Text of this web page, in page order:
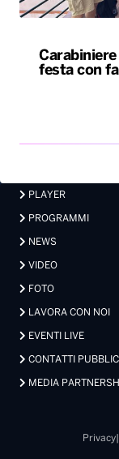
festa con
PLAYER
PROGRAMMI
NEWS
VIDEO
FOTO
LAVORA CON NOI
EVENTI LIVE
CONTATTI
MEDIA
Privacy|